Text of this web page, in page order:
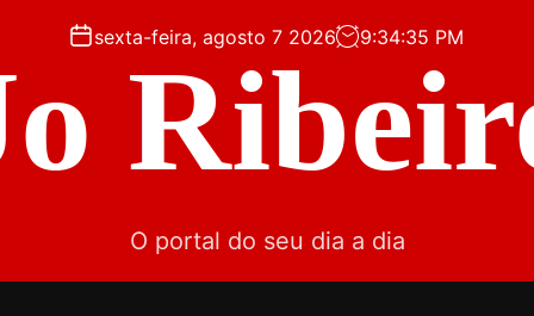
sexta-feira, agosto 7 2026 9:34:36 PM
O portal do seu dia a dia